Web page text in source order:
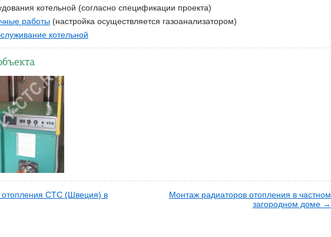
котельной (согласно спецификации проекта)
работы (настройка осуществляется газоанализатором)
котельной
CTC (Швеция) в
Монтаж радиаторов отопления в частном
загородном доме →